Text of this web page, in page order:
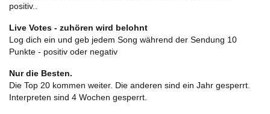
positiv..
Live Votes - zuhören wird belohnt
Log dich ein und geb jedem Song während der Sendung 10
Punkte - positiv oder negativ
Nur die Besten.
Die Top 20 kommen weiter. Die anderen sind ein Jahr gesperrt.
Interpreten sind 4 Wochen gesperrt.